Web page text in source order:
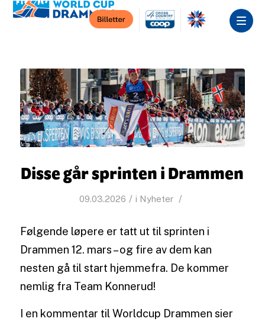
Disse går sprinten i Drammen
09.03.2026 / i Nyheter /
Følgende løpere er tatt ut til sprinten i
Drammen 12. mars – og fire av dem kan
nesten gå til start hjemmefra. De kommer
nemlig fra Team Konnerud!
I en kommentar til Worldcup Drammen sier